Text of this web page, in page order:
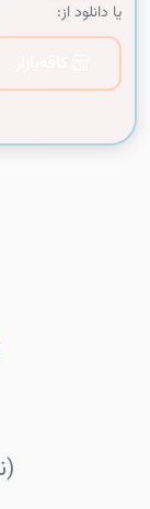
یا دانلود از:
(0 نظر)